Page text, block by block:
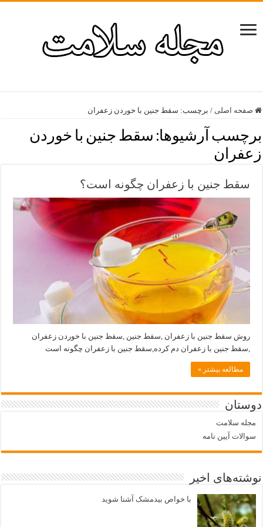
صفحه اصلی / برچسب: سقط جنین با خوردن زعفران
برچسب آرشیوها: سقط جنین با خوردن
زعفران
سقط جنین با زعفران چگونه است؟
روش سقط جنین با زعفران ,سقط جنین ,سقط جنین با خوردن زعفران
,سقط جنین با زعفران دم کرده,سقط جنین با زعفران چگونه است
مطالعه بیشتر »
دوستان
مجله سلامت
سوالات آیین نامه
نوشته‌های اخیر
با خواص بیدمشک آشنا شوید